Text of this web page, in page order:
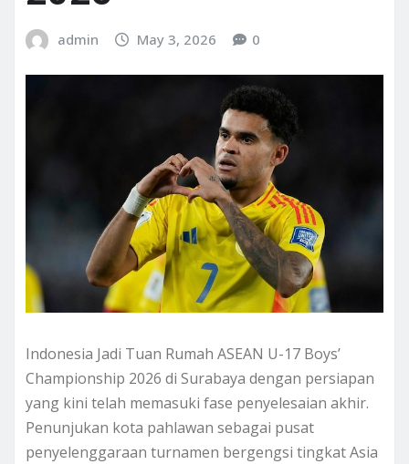
admin May 3, 2026 0
Indonesia Jadi Tuan Rumah ASEAN U-17 Boys’
Championship 2026 di Surabaya dengan persiapan
yang kini telah memasuki fase penyelesaian akhir.
Penunjukan kota pahlawan sebagai pusat
penyelenggaraan turnamen bergengsi tingkat Asia